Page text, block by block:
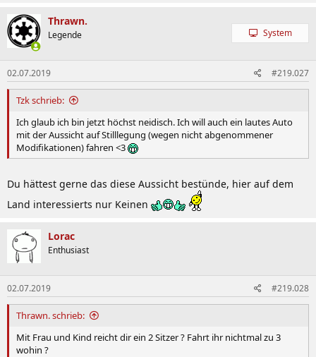
Edition und den Smart fahren? An sich ist das schon recht easy,
keine Sorgen mehr um Reparaturen, Verschleiß, Spritkosten und so
weiter. Dafür dann einen Smart?
Monate altes Kind und Hund zu Hause, wir haben noch nen A4
Avant und im Golf fahre ich eh meist alleine.
So recht kann ich mich noch nicht damit anfreunden den geliebten
GTI abzugeben... Was meint ihr? Ich brauche Input.
Thrawn.
Legende System
02.07.2019 #219.027
Tzk schrieb:
Ich glaub ich bin jetzt höchst neidisch. Ich will auch ein lautes Auto
mit der Aussicht auf Stilllegung (wegen nicht abgenommener
Modifikationen) fahren <3
Du hättest gerne das diese Aussicht bestünde, hier auf dem
Land interessierts nur Keinen
Lorac
Enthusiast
02.07.2019 #219.028
Thrawn. schrieb:
Mit Frau und Kind reicht dir ein 2 Sitzer ? Fahrt ihr nichtmal zu 3
wohin ?